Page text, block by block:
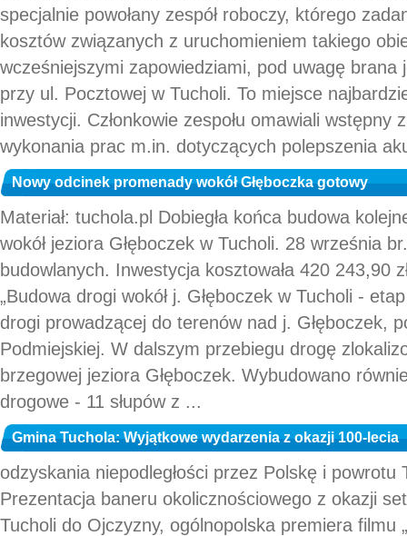
specjalnie powołany zespół roboczy, którego
kosztów związanych z uruchomieniem takiego
wcześniejszymi zapowiedziami, pod uwagę brana
przy ul. Pocztowej w Tucholi. To miejsce
inwestycji. Członkowie zespołu omawiali wstępny
wykonania prac m.in. dotyczących polepszenia
Nowy odcinek promenady wokół Głęboczka gotowy
Materiał: tuchola.pl Dobiegła końca budowa
wokół jeziora Głęboczek w Tucholi. 28 września
budowlanych. Inwestycja kosztowała 420 243,90
„Budowa drogi wokół j. Głęboczek w Tucholi -
drogi prowadzącej do terenów nad j. Głęboczek,
Podmiejskiej. W dalszym przebiegu drogę
brzegowej jeziora Głęboczek. Wybudowano
drogowe - 11 słupów z ...
Gmina Tuchola: Wyjątkowe wydarzenia z okazji 100-lecia
odzyskania niepodległości przez Polskę i powrotu
Prezentacja baneru okolicznościowego z okazji
Tucholi do Ojczyzny, ogólnopolska premiera filmu